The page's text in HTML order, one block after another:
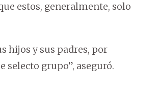
estos, generalmente, solo
hijos y sus padres, por
selecto grupo”, aseguró.